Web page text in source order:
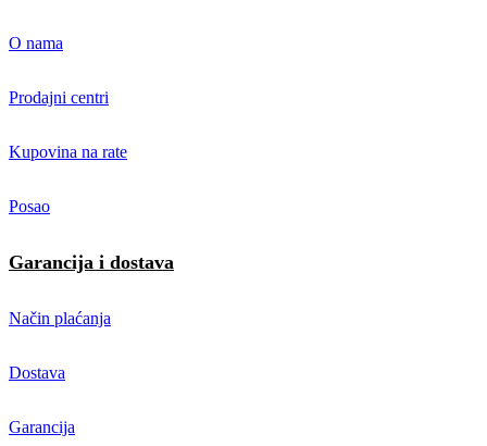
O nama
Prodajni centri
Kupovina na rate
Posao
Garancija i dostava
Način plaćanja
Dostava
Garancija